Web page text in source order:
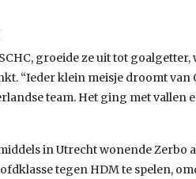
groeide ze uit tot
“Ieder klein meisje droomt van
team. Het ging met vallen
in Utrecht wonende Zerbo
tegen HDM te spelen,